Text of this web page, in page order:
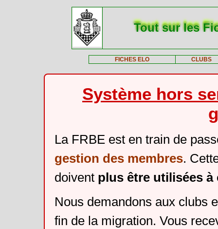
Tout sur les
FICHES ELO CLUBS
Système hors
La FRBE est en train de
gestion des membres.
doivent plus être utilisées
Nous demandons aux clubs
fin de la migration. Vous